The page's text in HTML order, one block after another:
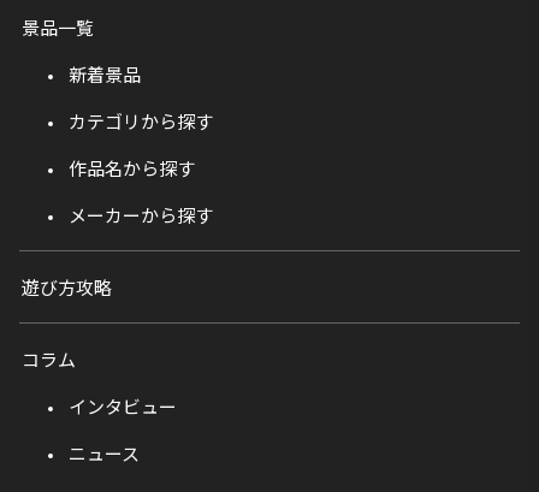
景品一覧
新着景品
カテゴリから探す
作品名から探す
メーカーから探す
遊び方攻略
コラム
インタビュー
ニュース